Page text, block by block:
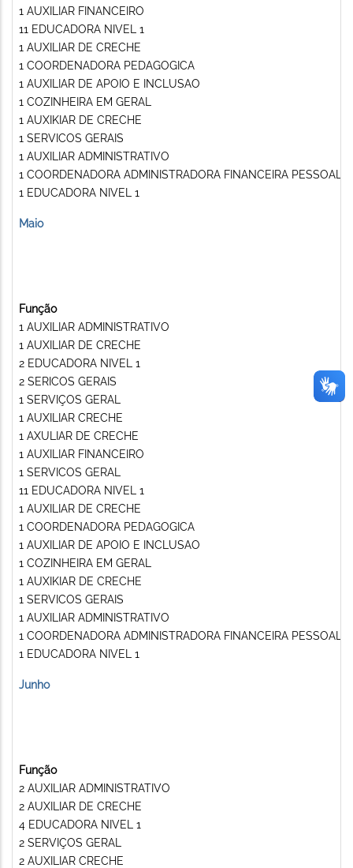
1 AUXILIAR FINANCEIRO
11 EDUCADORA NIVEL 1
1 AUXILIAR DE CRECHE
1 COORDENADORA PEDAGOGICA
1 AUXILIAR DE APOIO E INCLUSAO
1 COZINHEIRA EM GERAL
1 AUXIKIAR DE CRECHE
1 SERVICOS GERAIS
1 AUXILIAR ADMINISTRATIVO
1 COORDENADORA ADMINISTRADORA FINANCEIRA PESSOAL
1 EDUCADORA NIVEL 1
Maio
Função
1 AUXILIAR ADMINISTRATIVO
1 AUXILIAR DE CRECHE
2 EDUCADORA NIVEL 1
2 SERICOS GERAIS
1 SERVIÇOS GERAL
1 AUXILIAR CRECHE
1 AXULIAR DE CRECHE
1 AUXILIAR FINANCEIRO
1 SERVICOS GERAL
11 EDUCADORA NIVEL 1
1 AUXILIAR DE CRECHE
1 COORDENADORA PEDAGOGICA
1 AUXILIAR DE APOIO E INCLUSAO
1 COZINHEIRA EM GERAL
1 AUXIKIAR DE CRECHE
1 SERVICOS GERAIS
1 AUXILIAR ADMINISTRATIVO
1 COORDENADORA ADMINISTRADORA FINANCEIRA PESSOAL
1 EDUCADORA NIVEL 1
Junho
Função
2 AUXILIAR ADMINISTRATIVO
2 AUXILIAR DE CRECHE
4 EDUCADORA NIVEL 1
2 SERVIÇOS GERAL
2 AUXILIAR CRECHE